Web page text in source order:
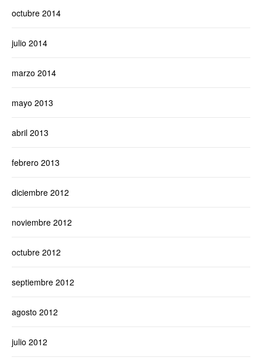
octubre 2014
julio 2014
marzo 2014
mayo 2013
abril 2013
febrero 2013
diciembre 2012
noviembre 2012
octubre 2012
septiembre 2012
agosto 2012
julio 2012